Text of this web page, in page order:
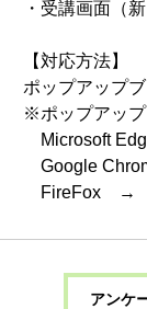
・受講画面（
【対応方法】
ポップアップ
※ポップアップ
Microsoft
Google
FireFox
アンケ